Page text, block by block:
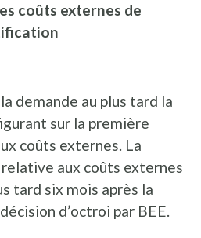
coûts externes de
demande au plus tard la
sur la première
coûts externes. La
aux coûts externes
tard six mois après la
d’octroi par BEE.